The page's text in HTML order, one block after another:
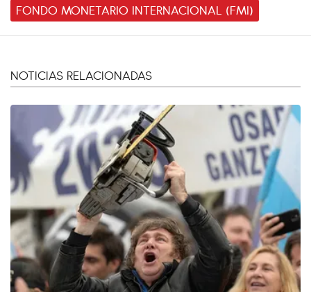
FONDO MONETARIO INTERNACIONAL (FMI)
NOTICIAS RELACIONADAS